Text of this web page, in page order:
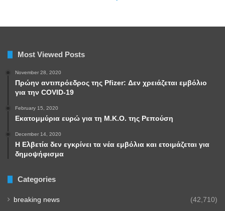
Most Viewed Posts
November 28, 2020
Πρώην αντιπρόεδρος της Pfizer: Δεν χρειάζεται εμβόλιο
για την COVID-19
February 15, 2020
Εκατομμύρια ευρώ για τη Μ.Κ.Ο. της Ρεπούση
December 14, 2020
Η Ελβετία δεν εγκρίνει τα νέα εμβόλια και ετοιμάζεται για
δημοψήφισμα
Categories
breaking news (42,710)